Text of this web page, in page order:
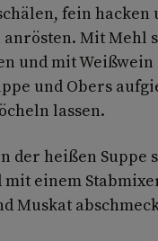
fein hacken
Mit Mehl
und mit Weißwein
und Obers
lassen.
der heißen Suppe
mit einem
Muskat